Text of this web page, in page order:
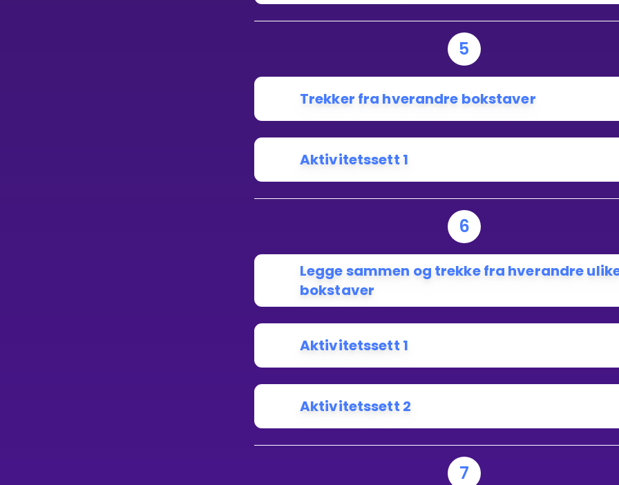
5
Trekker fra hverandre bokstaver
Aktivitetssett 1
6
Legge sammen og trekke fra hverandre
bokstaver
Aktivitetssett 1
Aktivitetssett 2
7